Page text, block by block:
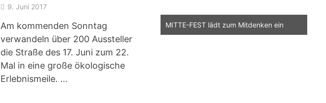
9. Juni 2017
Am kommenden Sonntag
verwandeln über 200 Aussteller
die Straße des 17. Juni zum 22.
Mal in eine große ökologische
Erlebnismeile. …
MITTE-FEST lädt zum Mitdenken ein